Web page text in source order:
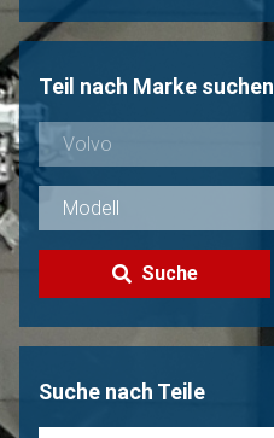
Teil nach Marke suchen
Suche
Suche nach Teile